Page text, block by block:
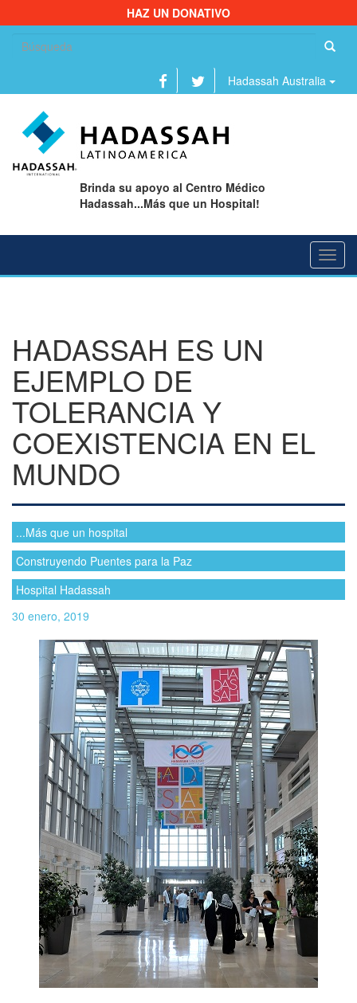
HAZ UN DONATIVO
Hadassah Australia
Brinda su apoyo al Centro Médico
Hadassah...Más que un Hospital!
HADASSAH ES UN
EJEMPLO DE
TOLERANCIA Y
COEXISTENCIA EN EL
MUNDO
...Más que un hospital
Construyendo Puentes para la Paz
Hospital Hadassah
30 enero, 2019